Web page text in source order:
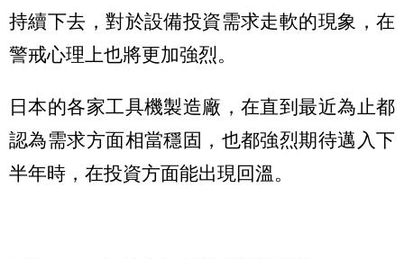
持續下去，對於設備投資需求走軟的現象，在
警戒心理上也將更加強烈。
日本的各家工具機製造廠，在直到最近為止都
認為需求方面相當穩固，也都強烈期待邁入下
半年時，在投資方面能出現回溫。